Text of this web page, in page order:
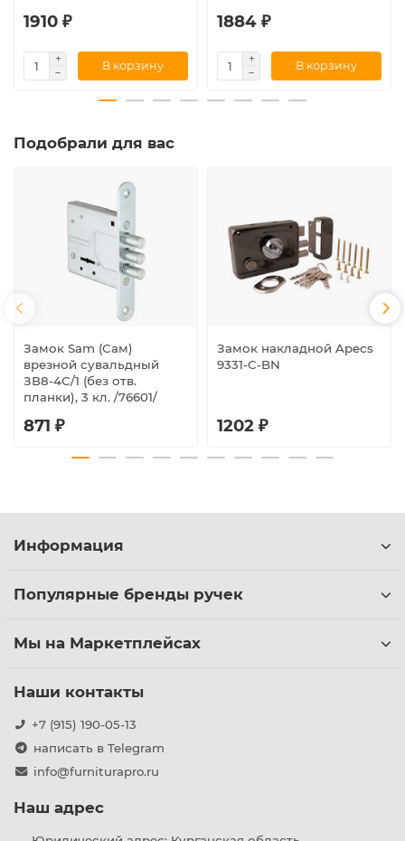
1910 ₽
В корзину
1884 ₽
В корзину
Подобрали для вас
Замок Sam (Сам)
врезной сувальдный
ЗВ8-4С/1 (без отв.
планки), 3 кл. /76601/
871 ₽
Замок накладной Apecs
9331-C-BN
1202 ₽
Информация
Популярные бренды ручек
Мы на Маркетплейсах
Наши контакты
+7 (915) 190-05-13
написать в Telegram
info@furniturapro.ru
Наш адрес